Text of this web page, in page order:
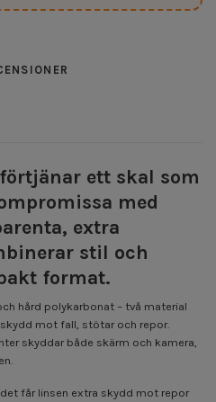
ett skal som
med
extra
stil och
format.
hård polykarbonat – två material
mot fall, stötar och repor.
skyddar både skärm och kamera,
får linsen extra skydd mot repor